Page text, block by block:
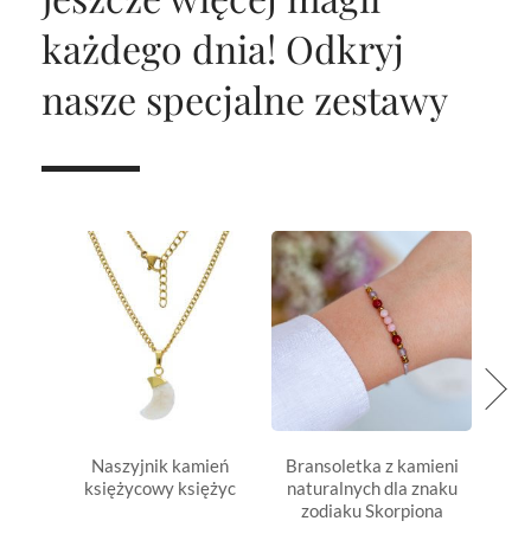
każdego dnia! Odkryj
nasze specjalne zestawy
Naszyjnik kamień
księżycowy księżyc
Bransoletka z kamieni
naturalnych dla znaku
zodiaku Skorpiona